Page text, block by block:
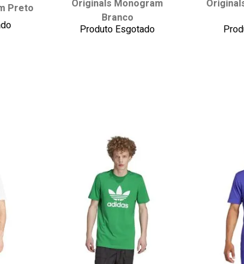
GG
P
M G GG
P
Preto
Originals Monogram
Branco
Produto Esgotado